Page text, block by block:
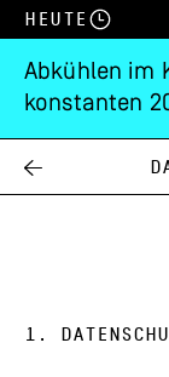
Heute
Abkühlen im
konstanten
1.